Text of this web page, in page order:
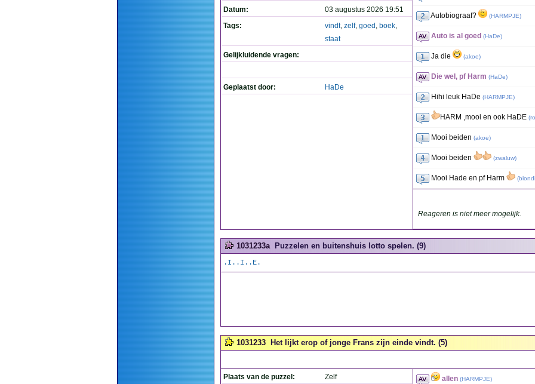
Datum:
03 augustus 2026 19:51
Tags:
vindt, zelf, goed , boek,
staat
Gelijkluidende vragen:
Geplaatst door: HaDe
Autobiograaf? (HARMPJE)
Auto is al goed (HaDe)
Ja die (akoe)
Die wel, pf Harm (HaDe)
Hihi leuk HaDe (HARMPJE)
HARM ,mooi en ook HaDE (
Mooi beiden (akoe)
Mooi beiden (zwaluw)
Mooi Hade en pf Harm (
Reageren is niet meer mogelijk.
1031233a Puzzelen en buitenshuis lotto spelen. (9)
.I..I..E.
1031233 Het lijkt erop of jonge Frans zijn einde vindt. (5)
Plaats van de puzzel:
Zelf
allen (HARMPJE)